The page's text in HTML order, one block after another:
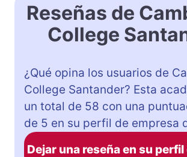
Reseñas de
College
¿Qué opina los usuarios de
College Santander? Esta
un total de 58 con una
de 5 en su perfil de empresa
Dejar una reseña en su perfil